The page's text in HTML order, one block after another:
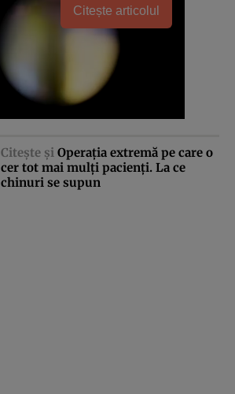
Citește articolul
Citeşte şi Operaţia extremă pe care o
cer tot mai mulţi pacienţi. La ce
chinuri se supun